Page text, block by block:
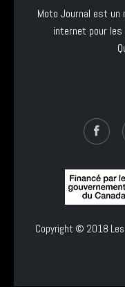
Moto Journal est un
internet pour les
Copyright © 2018